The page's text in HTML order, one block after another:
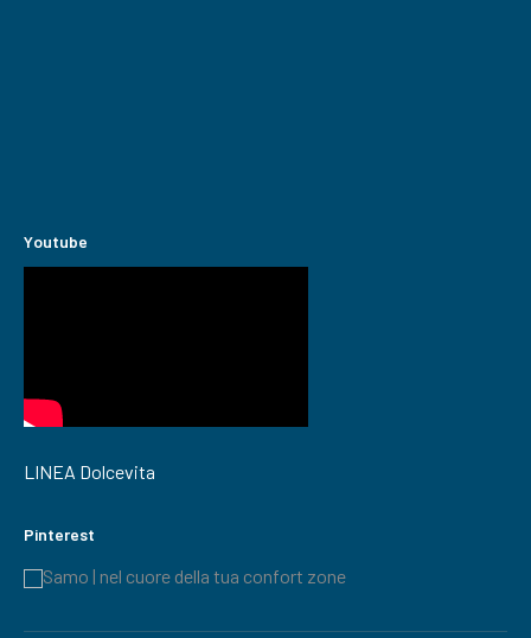
Youtube
LINEA Dolcevita
Pinterest
Samo | nel cuore della tua confort zone